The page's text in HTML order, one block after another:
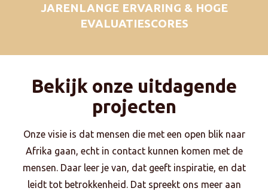
JARENLANGE ERVARING & HOGE
EVALUATIESCORES
Bekijk onze uitdagende
projecten
Onze visie is dat mensen die met een open blik naar
Afrika gaan, echt in contact kunnen komen met de
mensen. Daar leer je van, dat geeft inspiratie, en dat
leidt tot betrokkenheid. Dat spreekt ons meer aan